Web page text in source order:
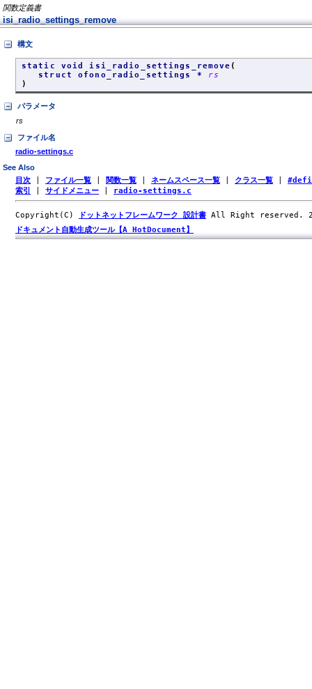
関数定義書
isi_radio_settings_remove
構文
static void isi_radio_settings_remove (
struct ofono_radio_settings * rs
)
パラメータ
rs
ファイル名
radio-settings.c
See Also
目次 ファイル一覧 関数一覧 ネームスペース一覧 クラス一覧
索引
サイドメニュー radio-settings.c
Copyright(C) ドットネットフレームワーク 設計書 All Right reserved.
ドキュメント自動生成ツール【A HotDocument】